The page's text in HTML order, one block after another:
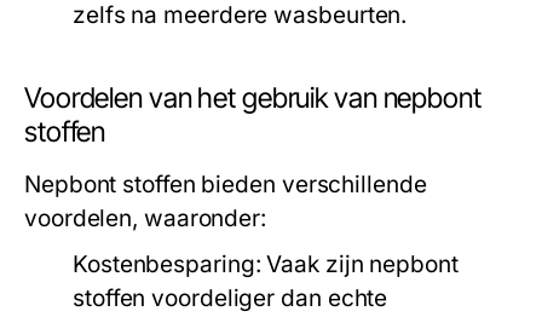
zelfs na meerdere wasbeurten.
Voordelen van het gebruik van nepbont
stoffen
Nepbont stoffen bieden verschillende
voordelen, waaronder:
Kostenbesparing: Vaak zijn nepbont
stoffen voordeliger dan echte